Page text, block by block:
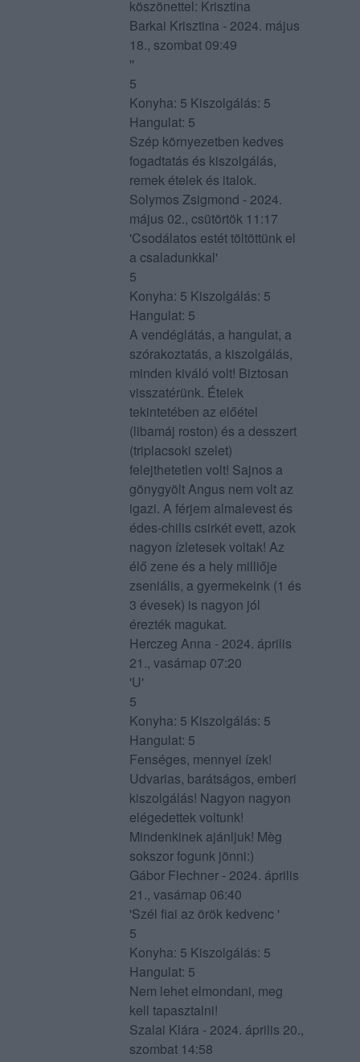
köszönettel: Krisztina
Barkai Krisztina - 2024. május
18., szombat 09:49
''
5
Konyha: 5 Kiszolgálás: 5
Hangulat: 5
Szép környezetben kedves
fogadtatás és kiszolgálás,
remek ételek és italok.
Solymos Zsigmond - 2024.
május 02., csütörtök 11:17
'Csodálatos estét töltöttünk el
a csaladunkkal'
5
Konyha: 5 Kiszolgálás: 5
Hangulat: 5
A vendéglátás, a hangulat, a
szórakoztatás, a kiszolgálás,
minden kiváló volt! Biztosan
visszatérünk. Ételek
tekintetében az előétel
(libamáj roston) és a desszert
(triplacsoki szelet)
felejthetetlen volt! Sajnos a
gönygyölt Angus nem volt az
igazi. A férjem almalevest és
édes-chilis csirkét evett, azok
nagyon ízletesek voltak! Az
élő zene és a hely milliője
zseniális, a gyermekeink (1 és
3 évesek) is nagyon jól
érezték magukat.
Herczeg Anna - 2024. április
21., vasárnap 07:20
'U'
5
Konyha: 5 Kiszolgálás: 5
Hangulat: 5
Fenséges, mennyei ízek!
Udvarias, barátságos, emberi
kiszolgálás! Nagyon nagyon
elégedettek voltunk!
Mindenkinek ajánljuk! Mèg
sokszor fogunk jönni:)
Gábor Flechner - 2024. április
21., vasárnap 06:40
'Szél fiai az örök kedvenc '
5
Konyha: 5 Kiszolgálás: 5
Hangulat: 5
Nem lehet elmondani, meg
kell tapasztalni!
Szalai Klára - 2024. április 20.,
szombat 14:58